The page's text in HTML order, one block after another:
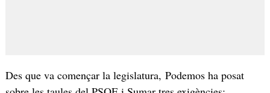
Des que va començar la legislatura, Podemos ha posat